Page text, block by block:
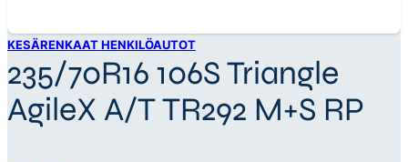
KESÄRENKAAT HENKILÖAUTOT
235/70R16 106S Triangle
AgileX A/T TR292 M+S RP